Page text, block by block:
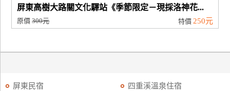
屏東高樹大路關文化驛站《季節限定－現採洛神花...
原價300元 特價 250元
屏東民宿 四重溪溫泉住宿